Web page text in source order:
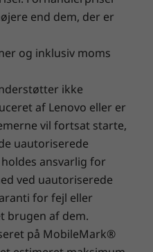
vælge
portefølje af
før du pakker din
490,14 mm x 191,76
mm x 424,75 mm x
ODD)
og 7,33 (med ODD)
7,88 (med ODD)
neg. 5-30 grader,
neg. 5-70 grader,
end dem, der er
og inklusiv moms
ikke
af Lenovo eller er
vil fortsat starte,
uautoriserede
ansvarlig for
ved uautoriserede
for fejl eller
brugen af dem.
på MobileMark®